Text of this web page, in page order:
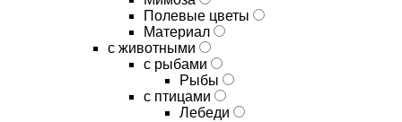
Полевые цветы
Материал
с животными
с рыбами
Рыбы
с птицами
Лебеди